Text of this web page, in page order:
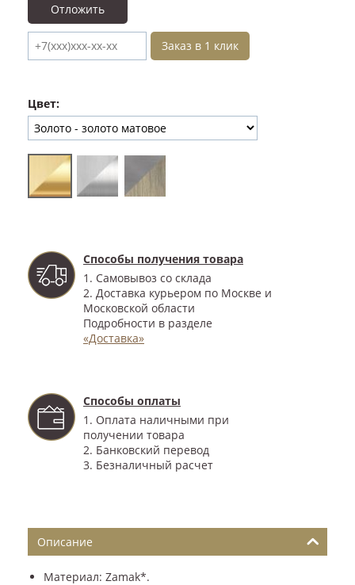
Отложить
Заказ в 1 клик
Цвет:
Способы получения товара
1. Самовывоз со склада
2. Доставка курьером по Москве и
Московской области
Подробности в разделе
«Доставка»
Способы оплаты
1. Оплата наличными при
получении товара
2. Банковский перевод
3. Безналичный расчет
Описание
Материал: Zamak*.